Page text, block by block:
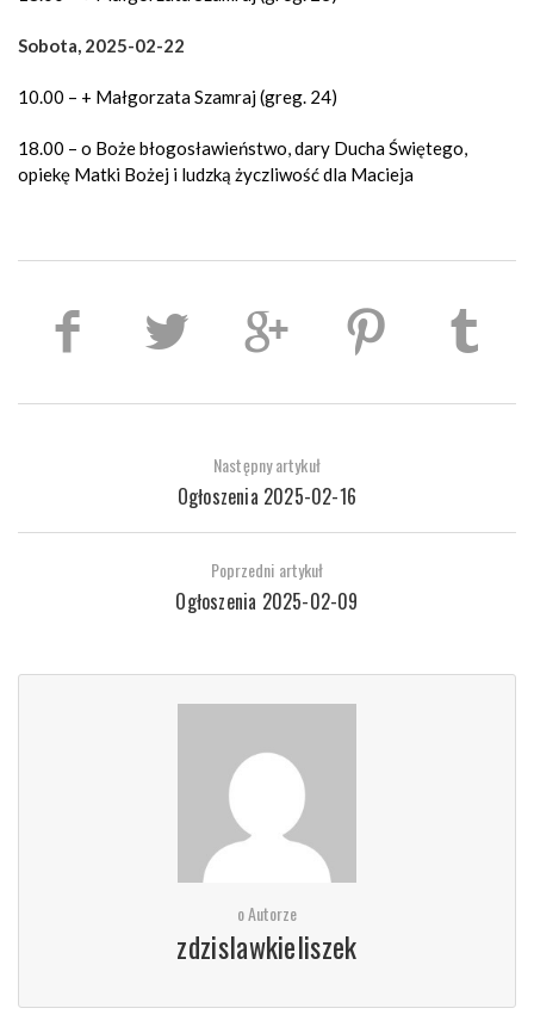
Sobota, 2025-02-22
10.00 – + Małgorzata Szamraj (greg. 24)
18.00 – o Boże błogosławieństwo, dary Ducha Świętego,
opiekę Matki Bożej i ludzką życzliwość dla Macieja
Następny artykuł
Ogłoszenia 2025-02-16
Poprzedni artykuł
Ogłoszenia 2025-02-09
o Autorze
zdzislawkieliszek